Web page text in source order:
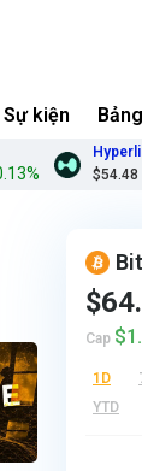
Sự kiện
Hyperliquid
$54.48
-
Cap
1D
YTD